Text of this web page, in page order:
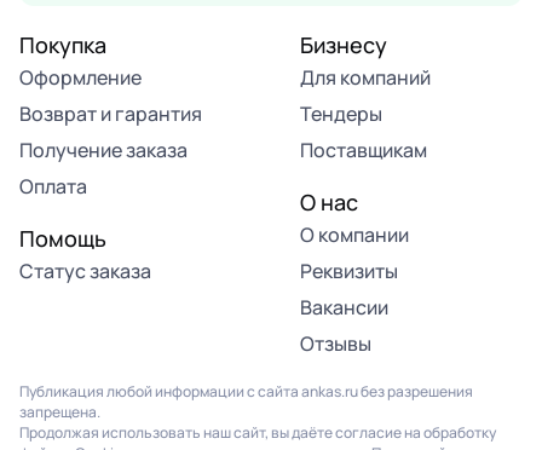
Покупка
Оформление
Возврат и гарантия
Получение заказа
Оплата
Помощь
Статус заказа
Бизнесу
Для компаний
Тендеры
Поставщикам
О нас
О компании
Реквизиты
Вакансии
Отзывы
Публикация любой информации с сайта ankas.ru без разрешения
запрещена.
Продолжая использовать наш сайт, вы даёте согласие на обработку